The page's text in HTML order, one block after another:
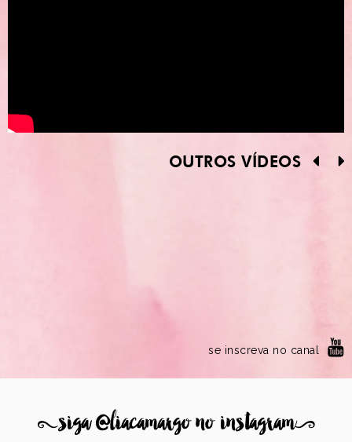
OUTROS VÍDEOS
se inscreva no canal
8siga @liacamargo no instagram9